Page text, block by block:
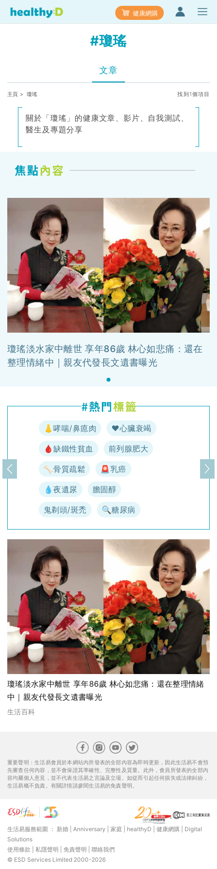
健康網購
#瓊瑤
文章
主頁 > 瓊瑤 找到1個項目
關於「瓊瑤」的健康文章、影片、自我測試、
醫生及專題分享
瓊瑤淡水家中離世 享年86歲 林心如悲痛：還在
整理情緒中｜親友代發長文遺書曝光
👃哮喘/鼻瘜肉 ♥️心臟衰竭
🩸缺鐵性貧血 前列腺肥大
🦴骨質疏鬆 🚨乳癌
💧夜遺尿 膽固醇
鬼剃頭/斑禿 🔍糖尿病
上一頁 下
瓊瑤淡水家中離世 享年86歲 林心如悲痛：還在整理情緒
中｜親友代發長文遺書曝光
生活百科
重要聲明：生活易會員於本網站內所發表的全部內容為即時更新，因此生活易不會預
先審查任何內容，並不會保證其準確性、完整性及質量。此外，會員所發表的全部內
容均屬個人意見，並不代表生活易之言論及立場。如從而引起任何損失或法律糾紛，
生活易概不負責。有關詳情請參閱生活易的免責聲明。
生活易服務範圍 ： 新婚 Anniversary 家庭 healthyD 健康網購
Digital
Solutions
使用條款
私隱聲明 免責聲明
聯絡我們
© ESD Services Limited 2000-2026